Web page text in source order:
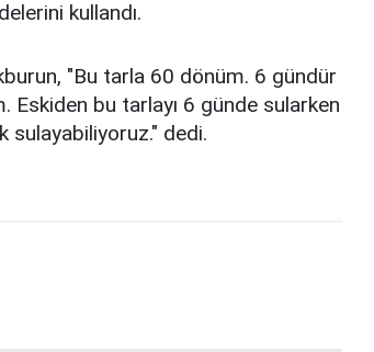
kullandı.
"Bu tarla 60 dönüm. 6 gündür
Eskiden bu tarlayı 6 günde sularken
sulayabiliyoruz." dedi.